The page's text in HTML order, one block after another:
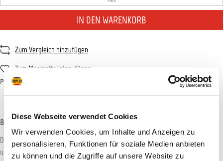
Diese Webseite verwendet Cookies
Wir verwenden Cookies, um Inhalte und Anzeigen zu
personalisieren, Funktionen für soziale Medien anbieten
zu können und die Zugriffe auf unsere Website zu
IN DEN WARENKORB
Zum Vergleich hinzufügen
Zum Merkzettel hinzufügen
Produktnummer:
Beschreibung
Die 3M Cubitron II Fiberscheiben zeichnen sich durch höchste Abtragsleistung
und Standzeit bei gleichmäßiger Spanabnahme aus… Mehr